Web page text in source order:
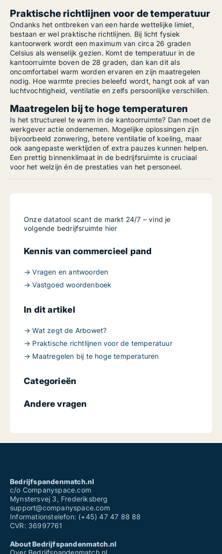
Praktische richtlijnen voor de temperatuur
Ondanks het ontbreken van een harde wettelijke limiet,
bestaan er wel praktische richtlijnen. Bij licht fysiek
kantoorwerk wordt een maximum van circa 26 graden
Celsius als wenselijk gezien. Komt de temperatuur in de
kantoorruimte boven de 28 graden, dan kan dit als
oncomfortabel warm worden ervaren en zijn maatregelen
nodig. Hoe warmte precies beleefd wordt, hangt ook af van
luchtvochtigheid, ventilatie en zelfs persoonlijke verschillen.
Maatregelen bij te hoge temperaturen
Is het structureel te warm in de kantoorruimte? Dan moet de
werkgever actie ondernemen. Mogelijke oplossingen zijn
bijvoorbeeld zonwering, betere ventilatie of koeling, maar
ook aangepaste werktijden of extra pauzes kunnen helpen.
Een prettig binnenklimaat in de bedrijfsruimte is cruciaal
voor het welzijn én de prestaties van het personeel.
Onze datatool scant de markt 24/7 – vind je
volgende bedrijfsruimte hier
Kennis van commercieel pand
→ Vragen en antwoorden
→ Vastgoed woordenboek
In dit artikel
→ Wat zegt de Arbowet?
→ Praktische richtlijnen voor de temperatuur
→ Maatregelen bij te hoge temperaturen
Categorieën
Andere vragen
Bedrijfspandenmatch.nl
c/o Companyspace.com
Mynstersvej 3, Frederiksberg
support@companyspace.com
Informationstelefon: (+45) 47 47 88 88
CVR: 36997761
About Bedrijfspandenmatch.nl
Over Bedrijfspandenmatch.nl